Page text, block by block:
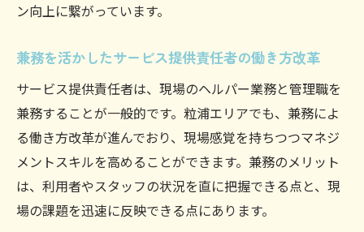
ン向上に繋がっています。
兼務を活かしたサービス提供責任者の働き方改革
サービス提供責任者は、現場のヘルパー業務と管理職を
兼務することが一般的です。粒浦エリアでも、兼務によ
る働き方改革が進んでおり、現場感覚を持ちつつマネジ
メントスキルを高めることができます。兼務のメリット
は、利用者やスタッフの状況を直に把握できる点と、現
場の課題を迅速に反映できる点にあります。